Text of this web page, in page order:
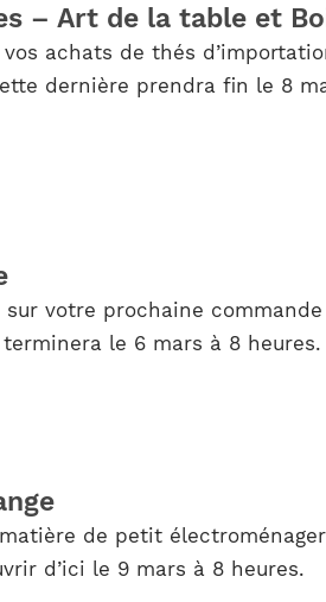
– Art de la table et
achats de thés
dernière prendra fin le 8
votre prochaine
le 6 mars à 8 heures.
matière de petit
d’ici le 9 mars à 8 heures.